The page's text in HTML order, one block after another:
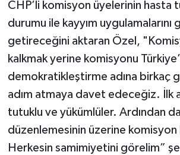
CHP’li komisyon üyelerinin hasta
durumu ile kayyım uygulamalarını
getireceğini aktaran Özel,
kalkmak yerine komisyonu
demokratikleştirme adına birkaç
adım atmaya davet edeceğiz. İlk
tutuklu ve yükümlüler. Ardından
düzenlemesinin üzerine komisyon
Herkesin samimiyetini görelim”